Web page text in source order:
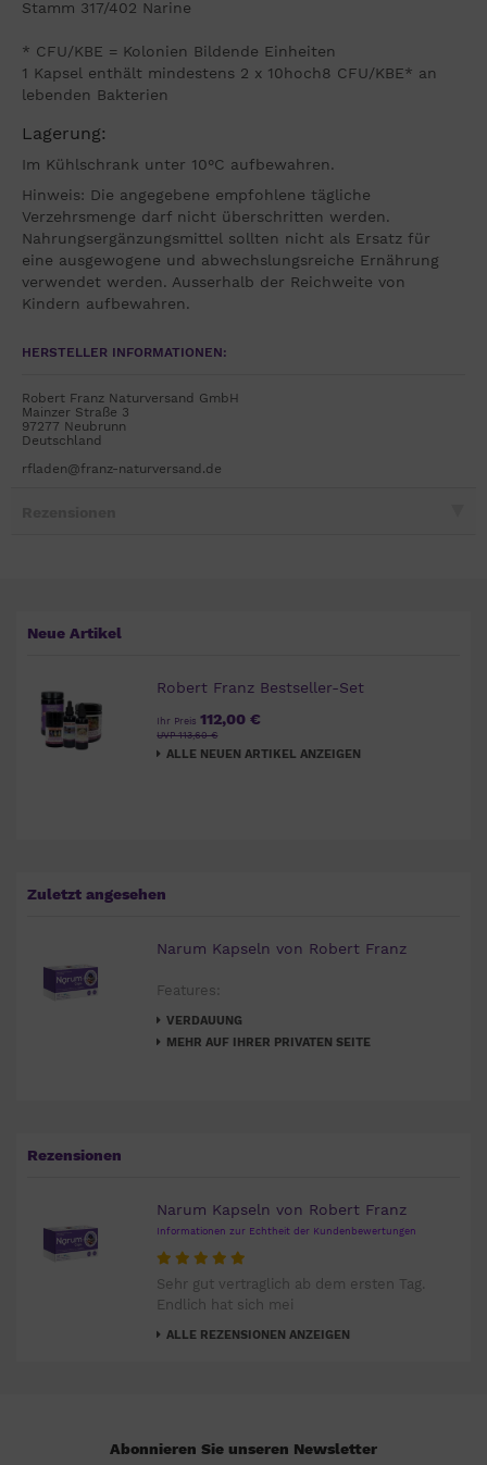
Stamm 317/402 Narine
* CFU/KBE = Kolonien Bildende Einheiten
1 Kapsel enthält mindestens 2 x 10hoch8 CFU/KBE* an
lebenden Bakterien
Lagerung:
Im Kühlschrank unter 10°C aufbewahren.
Hinweis: Die angegebene empfohlene tägliche
Verzehrsmenge darf nicht überschritten werden.
Nahrungsergänzungsmittel sollten nicht als Ersatz für
eine ausgewogene und abwechslungsreiche Ernährung
verwendet werden. Ausserhalb der Reichweite von
Kindern aufbewahren.
HERSTELLER INFORMATIONEN:
Robert Franz Naturversand GmbH
Mainzer Straße 3
97277 Neubrunn
Deutschland
rfladen@franz-naturversand.de
Neue Artikel
Robert Franz Bestseller-Set
Ihr Preis 112,00 €
UVP 113,60 €
ALLE NEUEN ARTIKEL ANZEIGEN
Zuletzt angesehen
Narum Kapseln von Robert Franz
Features:
VERDAUUNG
MEHR AUF IHRER PRIVATEN SEITE
Rezensionen
Narum Kapseln von Robert Franz
Informationen zur Echtheit der Kundenbewertungen
Sehr gut vertraglich ab dem ersten Tag.
Endlich hat sich mei
ALLE REZENSIONEN ANZEIGEN
Abonnieren Sie unseren Newsletter